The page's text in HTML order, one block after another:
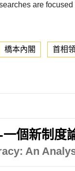
are
橋本內閣 首相
個新制度
An